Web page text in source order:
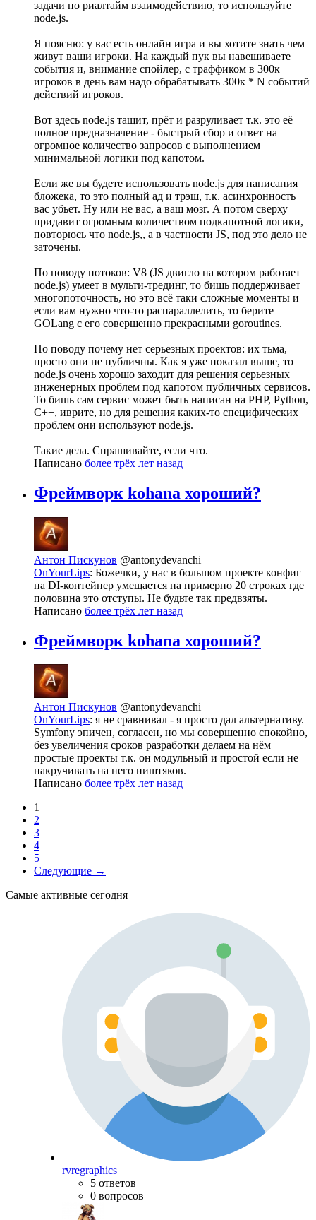
задачи по риалтайм взаимодействию, то используйте
node.js.
Я поясню: у вас есть онлайн игра и вы хотите знать чем
живут ваши игроки. На каждый пук вы навешиваете
события и, внимание спойлер, с траффиком в 300к
игроков в день вам надо обрабатывать 300к * N событий
действий игроков.
Вот здесь node.js тащит, прёт и разруливает т.к. это её
полное предназначение - быстрый сбор и ответ на
огромное количество запросов с выполнением
минимальной логики под капотом.
Если же вы будете использовать node.js для написания
бложека, то это полный ад и трэш, т.к. асинхронность
вас убьет. Ну или не вас, а ваш мозг. А потом сверху
придавит огромным количеством подкапотной логики,
повторюсь что node.js,, а в частности JS, под это дело не
заточены.
По поводу потоков: V8 (JS двигло на котором работает
node.js) умеет в мульти-трединг, то бишь поддерживает
многопоточность, но это всё таки сложные моменты и
если вам нужно что-то распараллелить, то берите
GOLang с его совершенно прекрасными goroutines.
По поводу почему нет серьезных проектов: их тьма,
просто они не публичны. Как я уже показал выше, то
node.js очень хорошо заходит для решения серьезных
инженерных проблем под капотом публичных сервисов.
То бишь сам сервис может быть написан на PHP, Python,
C++, иврите, но для решения каких-то специфических
проблем они используют node.js.
Такие дела. Спрашивайте, если что.
Написано более трёх лет назад
Фреймворк kohana хороший?
Антон Пискунов @antonydevanchi
OnYourLips: Божечки, у нас в большом проекте конфиг
на DI-контейнер умещается на примерно 20 строках где
половина это отступы. Не будьте так предвзяты.
Написано более трёх лет назад
Фреймворк kohana хороший?
Антон Пискунов @antonydevanchi
OnYourLips: я не сравнивал - я просто дал альтернативу.
Symfony эпичен, согласен, но мы совершенно спокойно,
без увеличения сроков разработки делаем на нём
простые проекты т.к. он модульный и простой если не
накручивать на него ништяков.
Написано более трёх лет назад
1
2
3
4
5
Следующие →
Самые активные сегодня
rvregraphics
5 ответов
0 вопросов